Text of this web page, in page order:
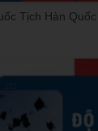
Tịch Hàn